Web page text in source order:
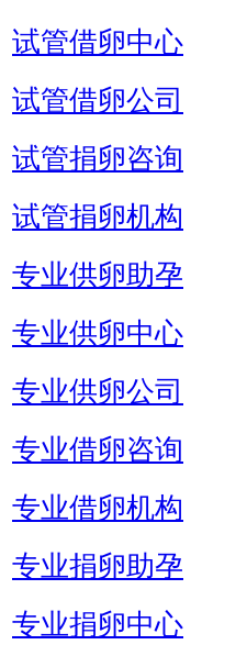
试管借卵中心
试管借卵公司
试管捐卵咨询
试管捐卵机构
专业供卵助孕
专业供卵中心
专业供卵公司
专业借卵咨询
专业借卵机构
专业捐卵助孕
专业捐卵中心